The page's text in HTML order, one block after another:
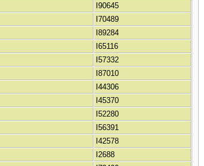
I90645
I70489
I89284
I65116
I57332
I87010
I44306
I45370
I52280
I56391
I42578
I2688